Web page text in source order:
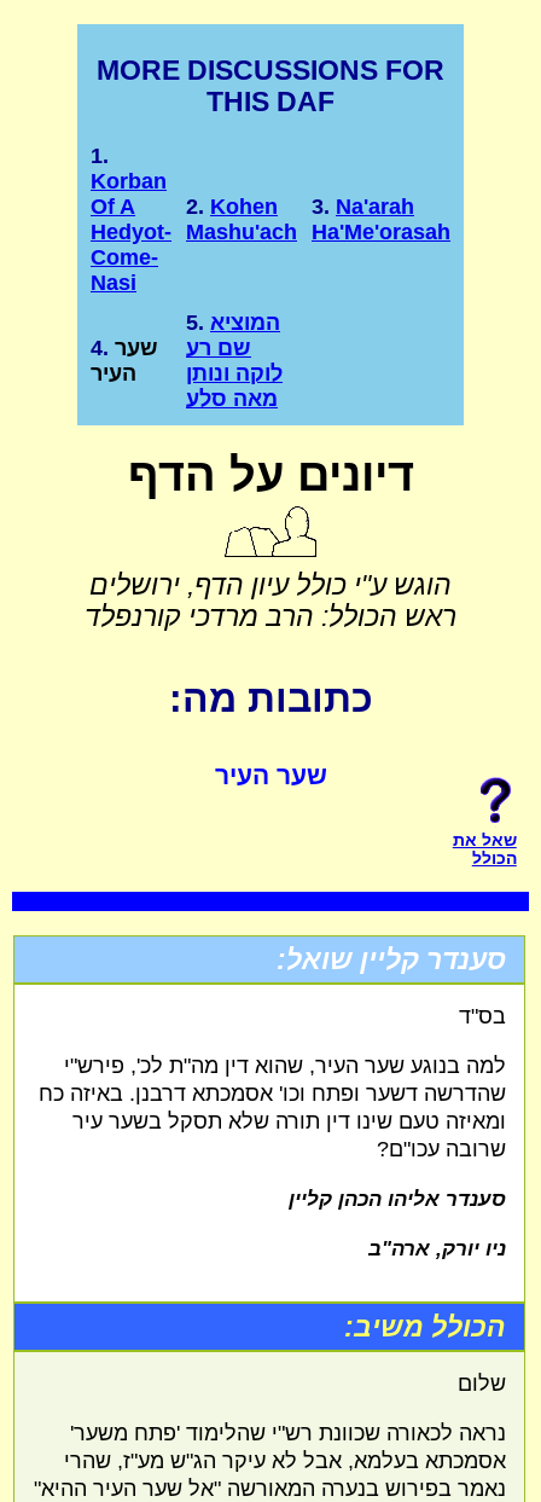
MORE DISCUSSIONS FOR
THIS DAF
1.
Korban
Of A
Hedyot-
Come-
Nasi
2. Kohen
Mashu'ach
3. Na'arah
Ha'Me'orasah
4. שער
העיר
5. המוציא
שם רע
לוקה ונותן
מאה סלע
דיונים על הדף
הוגש ע"י כולל עיון הדף, ירושלים
ראש הכולל: הרב מרדכי קורנפלד
כתובות מה:
שער העיר
שאל את
הכולל
סענדר קליין שואל:
בס"ד
למה בנוגע שער העיר, שהוא דין מה"ת לכ', פירש"י
שהדרשה דשער ופתח וכו' אסמכתא דרבנן. באיזה כח
ומאיזה טעם שינו דין תורה שלא תסקל בשער עיר
שרובה עכו"ם?
סענדר אליהו הכהן קליין
ניו יורק, ארה"ב
הכולל משיב:
שלום
נראה לכאורה שכוונת רש"י שהלימוד 'פתח משער'
אסמכתא בעלמא, אבל לא עיקר הג"ש מע"ז, שהרי
נאמר בפירוש בנערה המאורשה "אל שער העיר ההיא"